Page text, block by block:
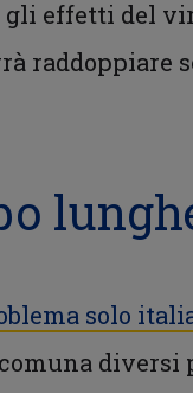
gli effetti del
solo
diversi